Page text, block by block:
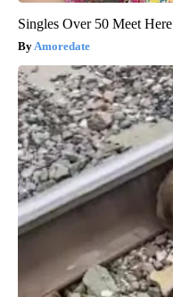
Singles Over 50 Meet Here
Amoredate